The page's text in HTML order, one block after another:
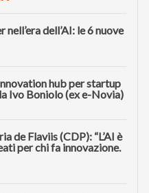
dell’AI: le 6 nuove
hub per startup
Ivo Boniolo (ex e-Novia)
de Flaviis (CDP): “L’AI è
per chi fa innovazione.